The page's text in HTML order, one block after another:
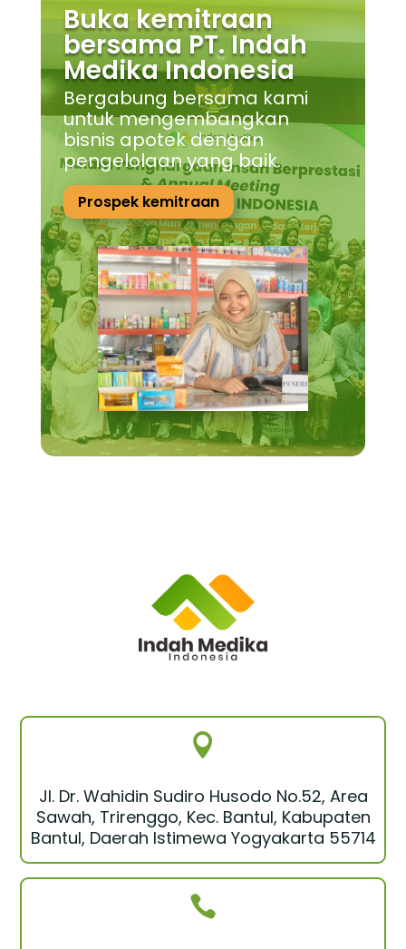
Buka kemitraan
bersama PT. Indah
Medika Indonesia
Bergabung bersama kami
untuk mengembangkan
bisnis apotek dengan
pengelolaan yang baik.
Prospek kemitraan

Jl. Dr. Wahidin Sudiro Husodo No.52, Area
Sawah, Trirenggo, Kec. Bantul, Kabupaten
Bantul, Daerah Istimewa Yogyakarta 55714
